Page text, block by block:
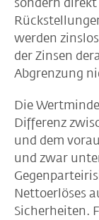
sondern
werden
der Zinsen
Abgrenzung
Die
Differenz
und dem
und zwar
Nettoerlöses
Sicherheiten.